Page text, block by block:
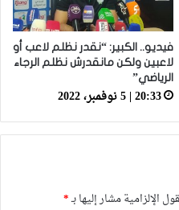
فيديو.. الكبير: “نقدر نظلم لاعب أو
لاعبين ولكن مانقدرش نظلم الرجاء
الرياضي”
20:33 | 5 نوفمبر، 2022
الإلزامية مشار إليها بـ*